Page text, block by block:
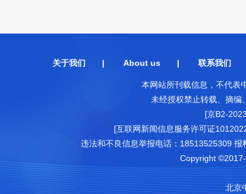
关于我们 | About us| 联系我们
本网站所刊载信息，不代表
未经授权禁止转载、摘编
[京B2-
[互联网新闻信息服务许可证
违法和不良信息举报电话：18513525309
Copyright
北京